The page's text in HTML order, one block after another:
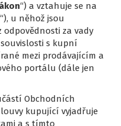
“) a vztahuje se na
“), u něhož jsou
za vady
souvislosti s kupní
mezi prodávajícím a
portálu (dále jen
Obchodních
kupující vyjadřuje
a s tímto